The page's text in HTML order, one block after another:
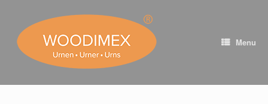
content
Menu